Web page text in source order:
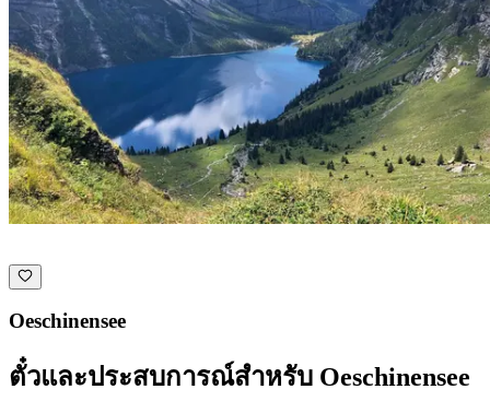
Oeschinensee
ตั๋วและประสบการณ์สำหรับ Oeschinensee